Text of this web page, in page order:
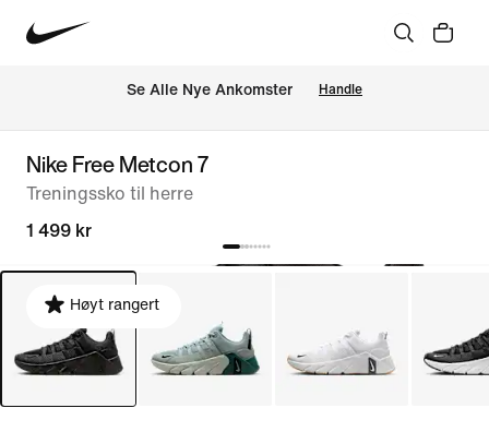
Se Alle Nye Ankomster Handle
Nike Free Metcon 7
Treningssko til herre
1 499 kr
Høyt rangert